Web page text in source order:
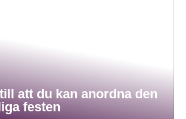
att du kan anordna den
festen